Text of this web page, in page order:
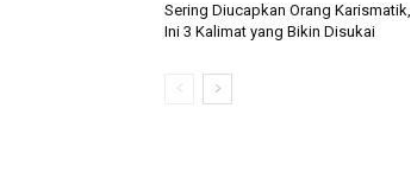
Sering Diucapkan Orang Karismatik,
Ini 3 Kalimat yang Bikin Disukai